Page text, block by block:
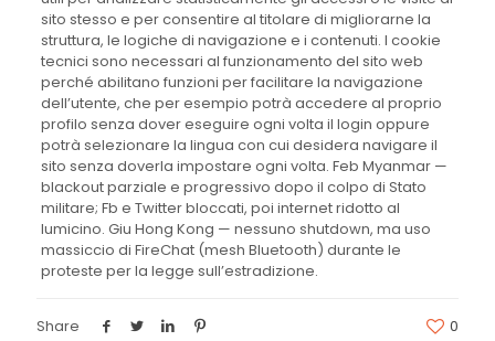
sito stesso e per consentire al titolare di migliorarne la
struttura, le logiche di navigazione e i contenuti. I cookie
tecnici sono necessari al funzionamento del sito web
perché abilitano funzioni per facilitare la navigazione
dell’utente, che per esempio potrà accedere al proprio
profilo senza dover eseguire ogni volta il login oppure
potrà selezionare la lingua con cui desidera navigare il
sito senza doverla impostare ogni volta. Feb Myanmar —
blackout parziale e progressivo dopo il colpo di Stato
militare; Fb e Twitter bloccati, poi internet ridotto al
lumicino. Giu Hong Kong — nessuno shutdown, ma uso
massiccio di FireChat (mesh Bluetooth) durante le
proteste per la legge sull’estradizione.
Share 0